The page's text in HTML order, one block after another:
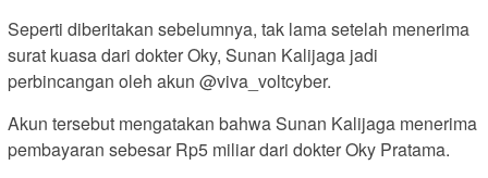
Seperti diberitakan sebelumnya, tak lama setelah menerima
surat kuasa dari dokter Oky, Sunan Kalijaga jadi
perbincangan oleh akun @viva_voltcyber.
Akun tersebut mengatakan bahwa Sunan Kalijaga menerima
pembayaran sebesar Rp5 miliar dari dokter Oky Pratama.